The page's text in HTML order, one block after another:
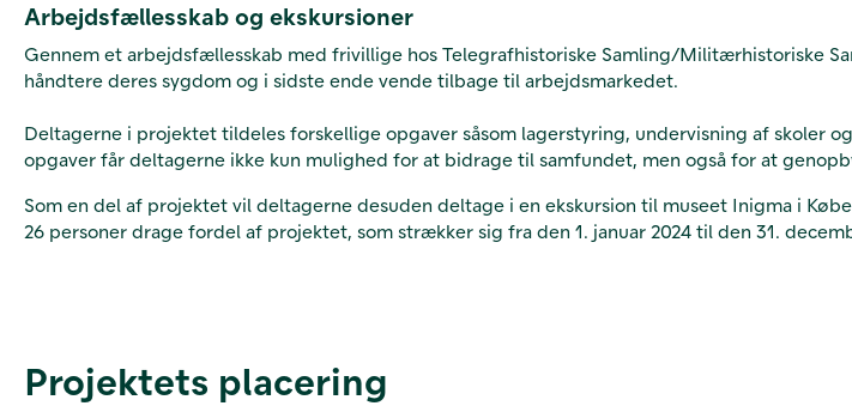
Arbejdsfællesskab og ekskursioner
Gennem et arbejdsfællesskab med frivillige hos Telegrafhistoriske Samling/Militærhistoriske
håndtere deres sygdom og i sidste ende vende tilbage til arbejdsmarkedet.
Deltagerne i projektet tildeles forskellige opgaver såsom lagerstyring, undervisning af skoler
opgaver får deltagerne ikke kun mulighed for at bidrage til samfundet, men også for at
Som en del af projektet vil deltagerne desuden deltage i en ekskursion til museet Inigma i
26 personer drage fordel af projektet, som strækker sig fra den 1. januar 2024 til den 31.
Projektets placering